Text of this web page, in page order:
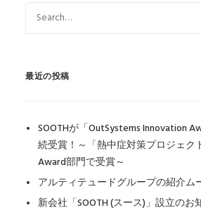
最近の投稿
SOOTHが「OutSystems Innovation
続受賞！～「熱中症対策プロジェク
Award部門で受賞～
アルティテュードグループの紹介ム
新会社「SOOTH (スース)」設立のお